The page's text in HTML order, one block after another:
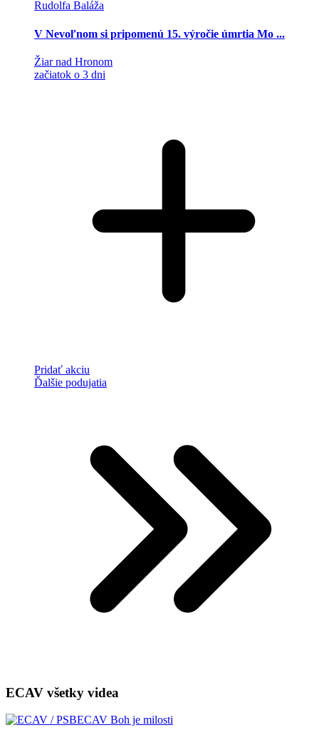
V Nevoľnom si pripomenú 15. výročie úmrtia Mo ...
Žiar nad Hronom
začiatok o 3 dni
Pridať akciu
Ďalšie podujatia
ECAV všetky videa